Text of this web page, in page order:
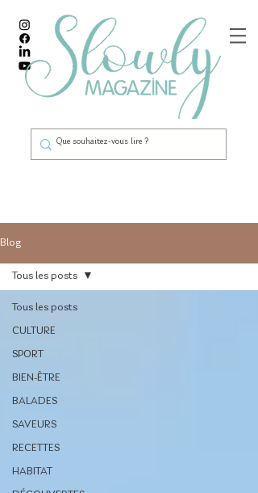
Blog
Tous les posts
CULTURE
SPORT
BIEN-ÊTRE
BALADES
SAVEURS
RECETTES
HABITAT
Tous les posts